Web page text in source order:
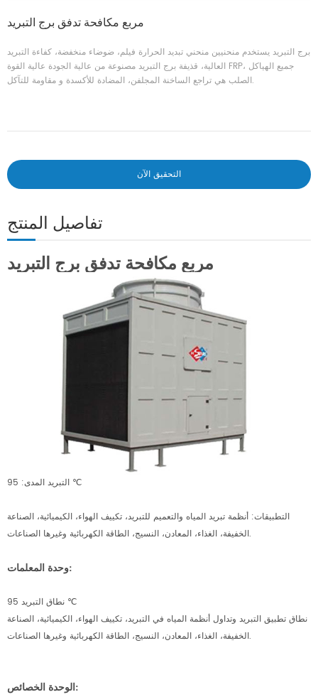
مربع مكافحة تدفق برج التبريد
برج التبريد يستخدم منحنيين منحني تبديد الحرارة فيلم، ضوضاء منخفضة، كفاءة التبريد
العالية، قذيفة برج التبريد مصنوعة من عالية الجودة عالية القوة FRP، جميع الهياكل
الصلب هي تراجع الساخنة المجلفن، المضادة للأكسدة و مقاومة للتآكل.
التحقيق الآن
تفاصيل المنتج
مربع مكافحة تدفق برج التبريد
التبريد المدى: 95 ℃
التطبيقات: أنظمة تبريد المياه والتعميم للتبريد، تكييف الهواء، الكيميائية، الصناعة
الخفيفة، الغذاء، المعادن، النسيج، الطاقة الكهربائية وغيرها الصناعات.
وحدة المعلمات:
نطاق التبريد 95 ℃
نطاق تطبيق التبريد وتداول أنظمة المياه في التبريد، تكييف الهواء، الكيميائية، الصناعة
الخفيفة، الغذاء، المعادن، النسيج، الطاقة الكهربائية وغيرها الصناعات.
الوحدة الخصائص: